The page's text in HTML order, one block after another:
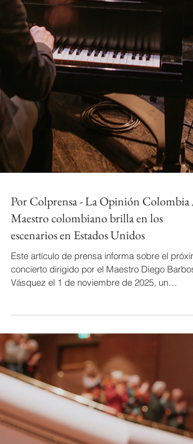
Maestro colombiano brilla en los
escenarios en Estados Unidos
Este artículo de prensa informa sobre el
concierto dirigido por el Maestro Diego
Vásquez el 1 de noviembre de 2025, un
momento cultural clave, celebrando la
innovación artística latinoamericana. Posiciona
evento como un logro significativo para el
Maestro, atribuyendo su capacidad de